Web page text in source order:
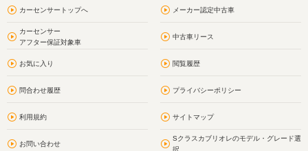
カーセンサートップへ メーカー認定中古車
カーセンサー
アフター保証対象車
中古車リース
お気に入り 閲覧履歴
問合わせ履歴 プライバシーポリシー
利用規約 サイトマップ
お問い合わせ
Sクラスカブリオレのモデル・グレード選
択